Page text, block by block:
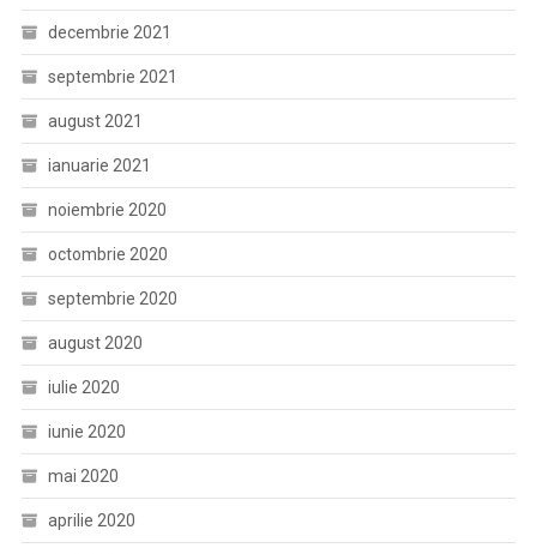
decembrie 2021
septembrie 2021
august 2021
ianuarie 2021
noiembrie 2020
octombrie 2020
septembrie 2020
august 2020
iulie 2020
iunie 2020
mai 2020
aprilie 2020